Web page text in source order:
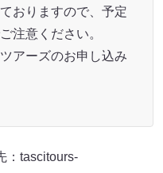
おりますので、予定
注意ください。
アーズのお申し込み
：tascitours-